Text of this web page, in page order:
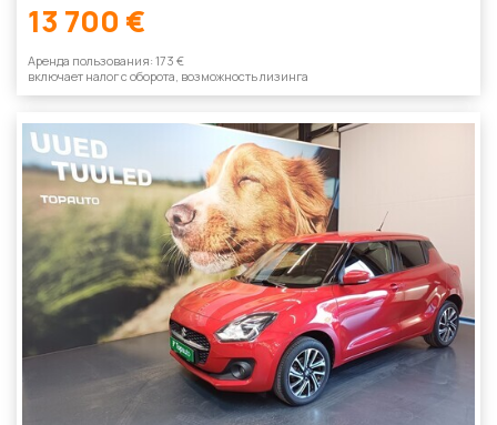
13 700 €
Aренда пользования: 173 €
включает налог с оборотa, возможность лизинга